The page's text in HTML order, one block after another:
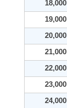
18,000
19,000
20,000
21,000
22,000
23,000
24,000